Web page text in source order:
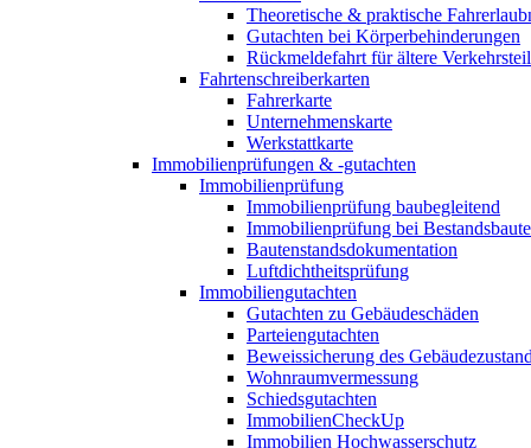
Theoretische & praktische
Gutachten bei Körperbehinderungen
Rückmeldefahrt für ältere
Fahrtenschreiberkarten
Fahrerkarte
Unternehmenskarte
Werkstattkarte
Immobilienprüfungen & -gutachten
Immobilienprüfung
Immobilienprüfung baubegleitend
Immobilienprüfung bei
Bautenstandsdokumentation
Luftdichtheitsprüfung
Immobiliengutachten
Gutachten zu Gebäudeschäden
Parteiengutachten
Beweissicherung des
Wohnraumvermessung
Schiedsgutachten
ImmobilienCheckUp
Immobilien Hochwasserschutz